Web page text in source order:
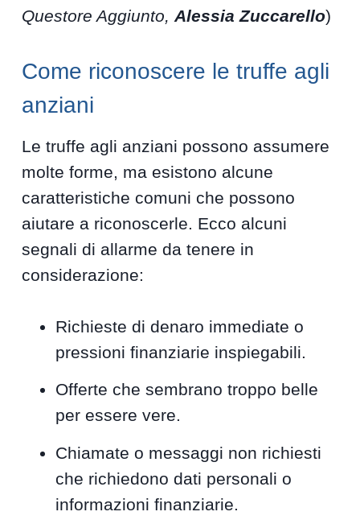
Questore Aggiunto,Alessia Zuccarello)
Come riconoscere le truffe agli
anziani
Le truffe agli anziani possono assumere
molte forme, ma esistono alcune
caratteristiche comuni che possono
aiutare a riconoscerle. Ecco alcuni
segnali di allarme da tenere in
considerazione:
Richieste di denaro immediate o
pressioni finanziarie inspiegabili.
Offerte che sembrano troppo belle
per essere vere.
Chiamate o messaggi non richiesti
che richiedono dati personali o
informazioni finanziarie.